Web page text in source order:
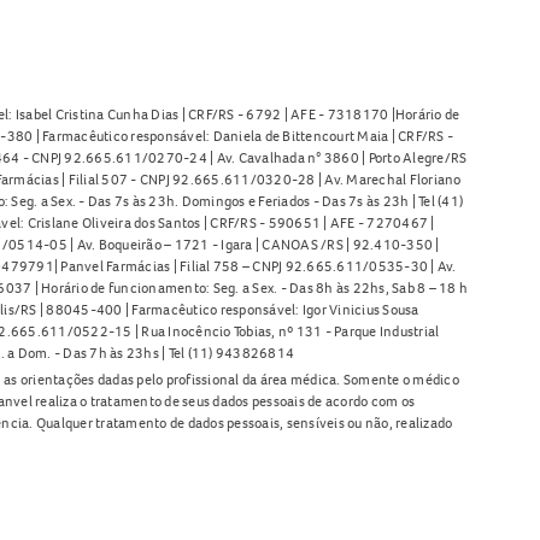
Cristina Cunha Dias | CRF/RS - 6792 | AFE - 7318170 |Horário de
| Farmacêutico responsável: Daniela de Bittencourt Maia | CRF/RS -
- CNPJ 92.665.611/0270-24 | Av. Cavalhada n° 3860 | Porto Alegre/RS
| Filial 507 - CNPJ 92.665.611/0320-28 | Av. Marechal Floriano
a Sex. - Das 7s às 23h. Domingos e Feriados - Das 7s às 23h | Tel (41)
Crislane Oliveira dos Santos | CRF/RS - 590651 | AFE - 7270467 |
0514-05 | Av. Boqueirão – 1721 - Igara | CANOAS /RS | 92.410-350 |
Panvel Farmácias | Filial 758 – CNPJ 92.665.611/0535-30 | Av.
| Horário de funcionamento: Seg. a Sex. - Das 8h às 22hs, Sab 8 – 18 h
RS | 88045-400 | Farmacêutico responsável: Igor Vinicius Sousa
0522-15 | Rua Inocêncio Tobias, nº 131 - Parque Industrial
a Dom. - Das 7h às 23hs | Tel (11) 943826814
orientações dadas pelo profissional da área médica. Somente o médico
realiza o tratamento de seus dados pessoais de acordo com os
Qualquer tratamento de dados pessoais, sensíveis ou não, realizado